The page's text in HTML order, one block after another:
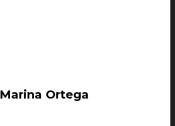
Marina Ortega